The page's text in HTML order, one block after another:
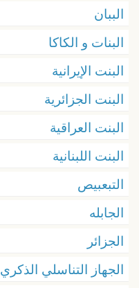
الببان
البنات و الكاكا
البنت الإيرانية
البنت الجزائرية
البنت العراقية
البنت اللبنانية
التبعبيص
الجابله
الجزائر
الجهاز التناسلي الذكري